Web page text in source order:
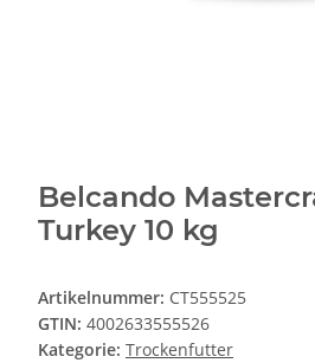
Belcando
Turkey 10 kg
Artikelnummer: CT555525
GTIN: 4002633555526
Kategorie: Trockenfutter